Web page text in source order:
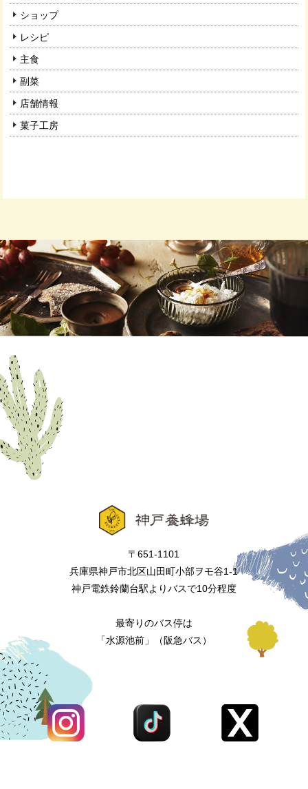
ショップ
レシピ
主食
副菜
店舗情報
菓子工房
〒651-1101
兵庫県神戸市北区山田町小部ヲモ谷1-1
神戸電鉄鈴蘭台駅よりバスで10分程度
最寄りのバス停は
「水源池前」（阪急バス）